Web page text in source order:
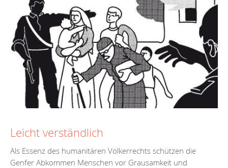
Leicht verständlich
Als Essenz des humanitären Völkerrechts schützen die
Genfer Abkommen Menschen vor Grausamkeit und